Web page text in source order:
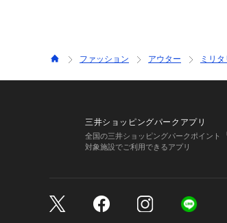
ファッション アウター ミリ
三井ショッピングパークアプリ
全国の三井ショッピングパークポイント
対象施設でご利用できるアプリ